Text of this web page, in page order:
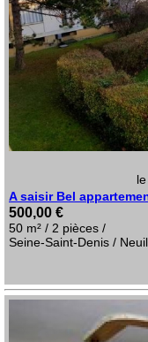
A saisir Bel
500,00 €
50 m² / 2 pièces /
Seine-Saint-Denis /